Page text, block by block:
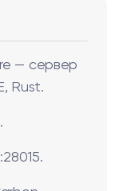
— сервер
Rust.